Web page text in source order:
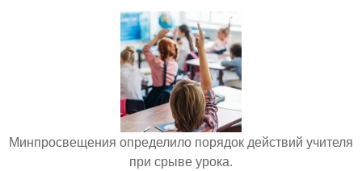
Минпросвещения определило порядок действий учителя
при срыве урока.